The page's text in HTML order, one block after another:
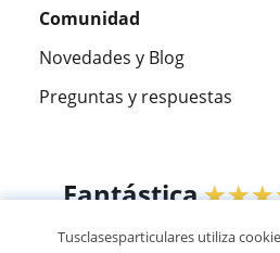
Comunidad
Novedades y Blog
Preguntas y respuestas
Fantástica
305915opiniones
Tusclasesparticulares utiliza